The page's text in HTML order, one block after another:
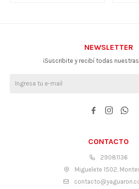
CONTACTO
29081136
Miguelete 1502,
NEWSLETTER
¡Suscribite y recibí todas
  